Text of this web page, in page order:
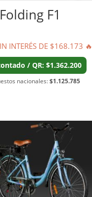
F1
INTERÉS DE $168.173 🔥
/ QR: $1.362.200
nacionales:$1.125.785